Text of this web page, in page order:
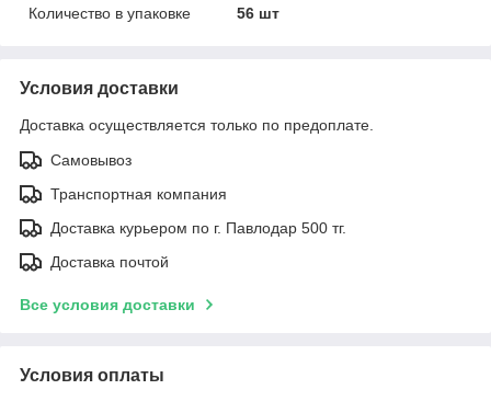
Количество в упаковке
56 шт
Условия доставки
Доставка осуществляется только по предоплате.
Самовывоз
Транспортная компания
Доставка курьером по г. Павлодар 500 тг.
Доставка почтой
Все условия доставки
Условия оплаты